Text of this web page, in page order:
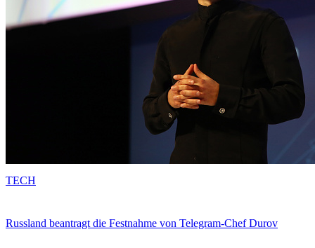
Russland beantragt die Festnahme von Telegram-Chef Durov
TECH